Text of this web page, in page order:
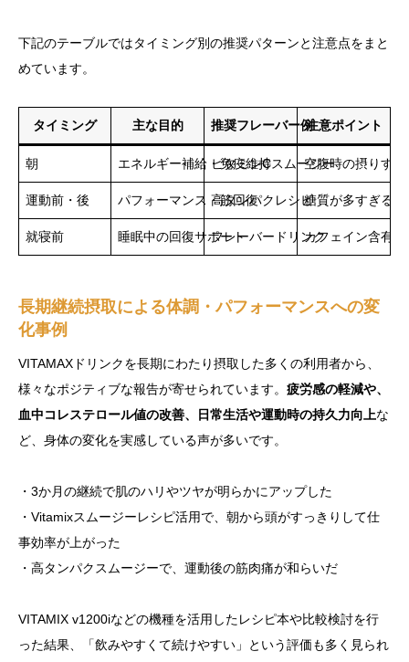
下記のテーブルではタイミング別の推奨パターンと注意点をまと
めています。
タイミング 主な目的 推奨フレーバー例注意ポイント
朝 エネルギー補給・免疫維持ビタミンCスムージー空腹時の摂りす
運動前・後 パフォーマンス・筋回復高タンパクレシピ糖質が多すぎる
就寝前 睡眠中の回復サポートフレーバードリンクカフェイン含有
長期継続摂取による体調・パフォーマンスへの変
化事例
VITAMAXドリンクを長期にわたり摂取した多くの利用者から、
様々なポジティブな報告が寄せられています。 疲労感の軽減や、
血中コレステロール値の改善、日常生活や運動時の持久力向上な
ど、身体の変化を実感している声が多いです。
・3か月の継続で肌のハリやツヤが明らかにアップした
・Vitamixスムージーレシピ活用で、朝から頭がすっきりして仕
事効率が上がった
・高タンパクスムージーで、運動後の筋肉痛が和らいだ
VITAMIX v1200iなどの機種を活用したレシピ本や比較検討を行
った結果、「飲みやすくて続けやすい」という評価も多く見られ